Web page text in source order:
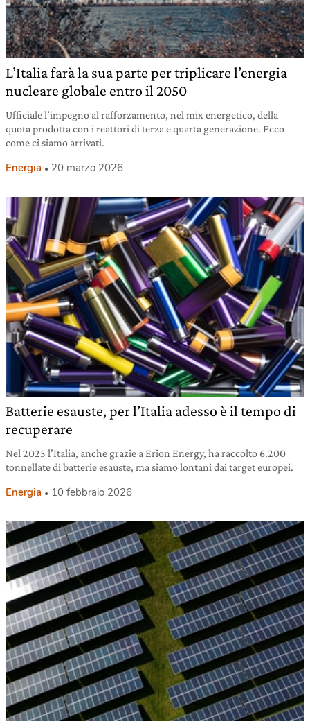
L’Italia farà la sua parte per triplicare l’energia
nucleare globale entro il 2050
Ufficiale l’impegno al rafforzamento, nel mix energetico, della
quota prodotta con i reattori di terza e quarta generazione. Ecco
come ci siamo arrivati.
Energia 20 marzo 2026
Batterie esauste, per l’Italia adesso è il tempo di
recuperare
Nel 2025 l’Italia, anche grazie a Erion Energy, ha raccolto 6.200
tonnellate di batterie esauste, ma siamo lontani dai target europei.
Energia 10 febbraio 2026